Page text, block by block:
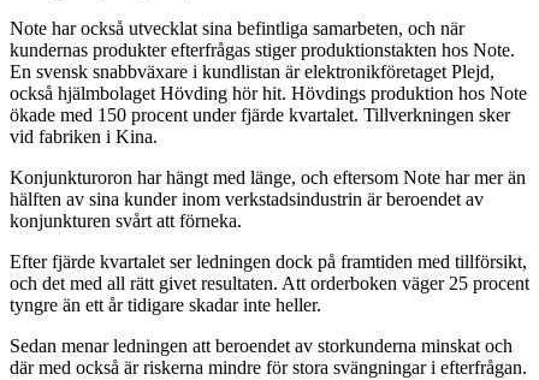
Note har också utvecklat sina befintliga samarbeten, och när
kundernas produkter efterfrågas stiger produktionstakten hos Note.
En svensk snabbväxare i kundlistan är elektronikföretaget Plejd,
också hjälmbolaget Hövding hör hit. Hövdings produktion hos Note
ökade med 150 procent under fjärde kvartalet. Tillverkningen sker
vid fabriken i Kina.
Konjunkturoron har hängt med länge, och eftersom Note har mer än
hälften av sina kunder inom verkstadsindustrin är beroendet av
konjunkturen svårt att förneka.
Efter fjärde kvartalet ser ledningen dock på framtiden med tillförsikt,
och det med all rätt givet resultaten. Att orderboken väger 25 procent
tyngre än ett år tidigare skadar inte heller.
Sedan menar ledningen att beroendet av storkunderna minskat och
där med också är riskerna mindre för stora svängningar i efterfrågan.